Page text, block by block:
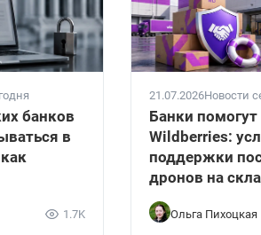
банков
в
1.7K
21.07.2026Новости
Банки
Wildberries:
поддержки
дронов на
Ольга Пихоцкая